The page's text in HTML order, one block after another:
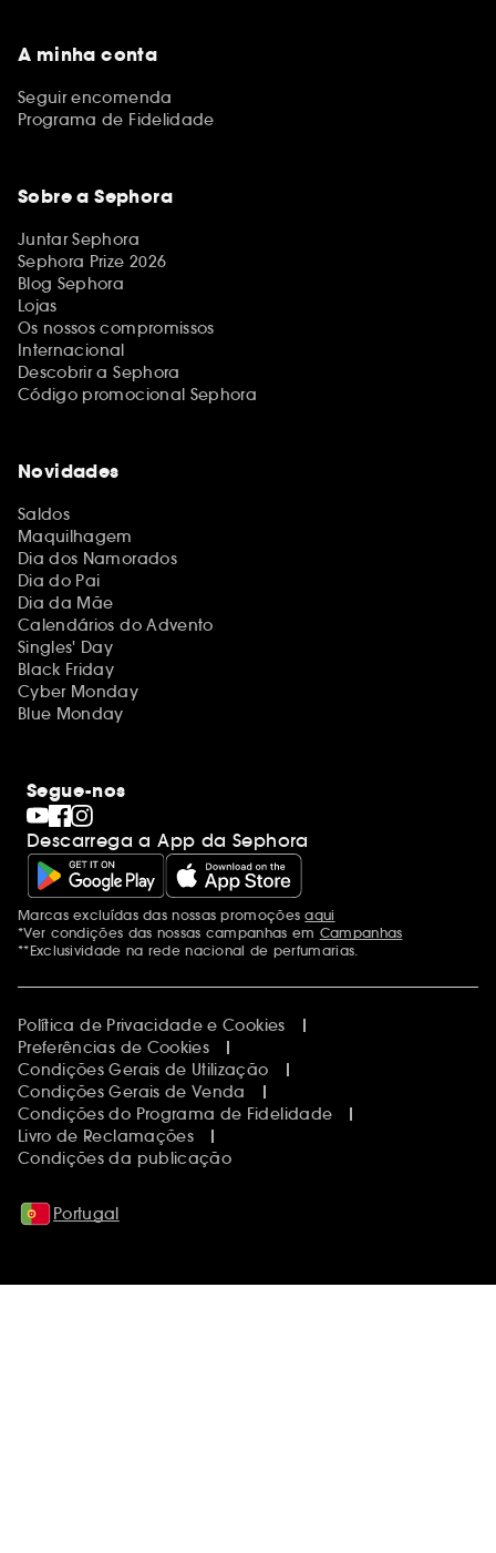
A minha conta
Seguir encomenda
Programa de Fidelidade
Sobre a Sephora
Juntar Sephora
Sephora Prize 2026
Blog Sephora
Lojas
Os nossos compromissos
Internacional
Descobrir a Sephora
Código promocional Sephora
Novidades
Saldos
Maquilhagem
Dia dos Namorados
Dia do Pai
Dia da Mãe
Calendários do Advento
Singles' Day
Black Friday
Cyber Monday
Blue Monday
Segue-nos
Descarrega a App da Sephora
Menções adicionais
Marcas excluídas das nossas promoçõesaqui
*Ver condições das nossas campanhas em Campanhas
**Exclusividade na rede nacional de perfumarias.
Política de Privacidade e Cookies
Preferências de Cookies
Condições Gerais de Utilização
Condições Gerais de Venda
Condições do Programa de Fidelidade
Livro de Reclamações
Condições da publicação
Portugal